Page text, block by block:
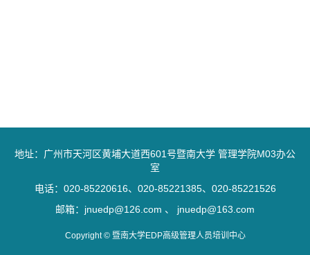
地址：广州市天河区黄埔大道西601号暨南大学 管理学院M03办公
室
电话：020-85220616、020-85221385、020-85221526
邮箱：jnuedp@126.com 、 jnuedp@163.com
Copyright © 暨南大学EDP高级管理人员培训中心